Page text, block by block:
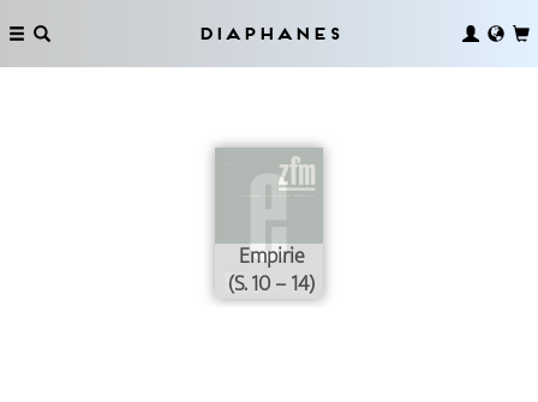
Diaphanes
Empirie
(S. 10 – 14)